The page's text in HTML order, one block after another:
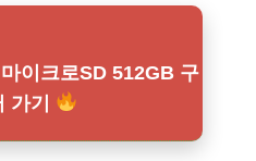
이크로SD 512GB 구
가기